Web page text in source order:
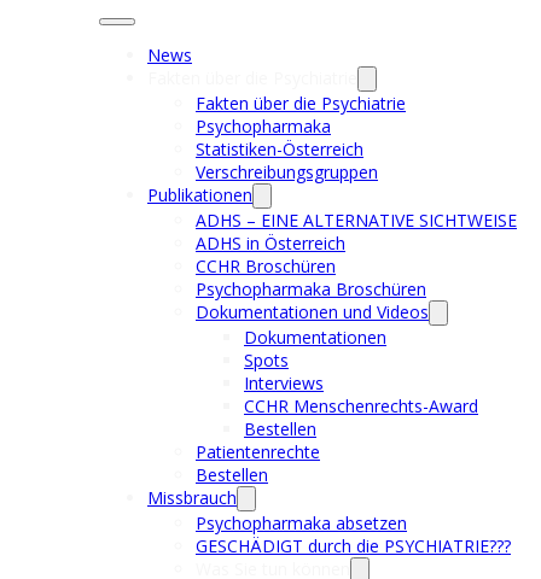
News
Fakten über die Psychiatrie
Psychopharmaka
Statistiken-Österreich
Verschreibungsgruppen
Publikationen
ADHS – EINE ALTERNATIVE SICHTWEISE
ADHS in Österreich
CCHR Broschüren
Psychopharmaka Broschüren
Dokumentationen und Videos
Dokumentationen
Spots
Interviews
CCHR Menschenrechts-Award
Bestellen
Patientenrechte
Bestellen
Missbrauch
Psychopharmaka absetzen
GESCHÄDIGT durch die PSYCHIATRIE???